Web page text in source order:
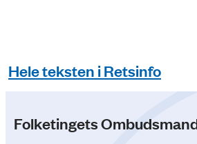
Hele teksten i Retsinfo
Folketingets